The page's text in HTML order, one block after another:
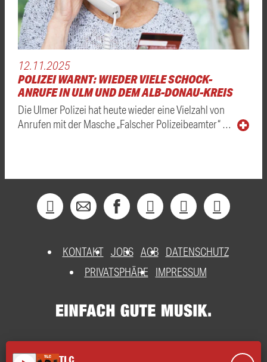
12.11.2025
POLIZEI WARNT: WIEDER VIELE SCHOCK-
ANRUFE IN ULM UND DEM ALB-DONAU-KREIS
Die Ulmer Polizei hat heute wieder eine Vielzahl von
Anrufen mit der Masche „Falscher Polizeibeamter“ …
KONTAKT JOBS AGB DATENSCHUTZ
PRIVATSPHÄRE
IMPRESSUM
TLC